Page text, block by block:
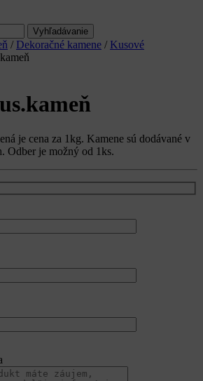
Vyhľadávanie
/ Dekoračné kamene / Kusové
je cena za 1kg. Kamene sú dodávané v
Odber je možný od 1ks.